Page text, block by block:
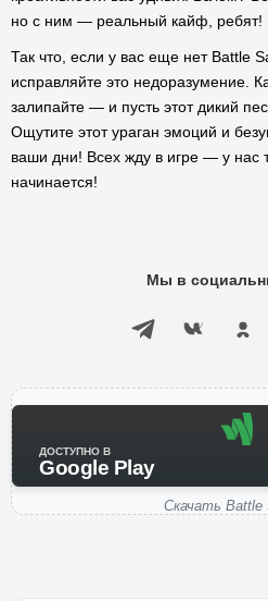
но с ним — реальный кайф, ребят!
Так что, если у вас еще нет Battle
исправляйте это недоразумение.
залипайте — и пусть этот дикий
Ощутите этот ураган эмоций и
ваши дни! Всех жду в игре — у нас
начинается!
Мы в
ДОСТУПНО В
Google Play
Скачать Battle